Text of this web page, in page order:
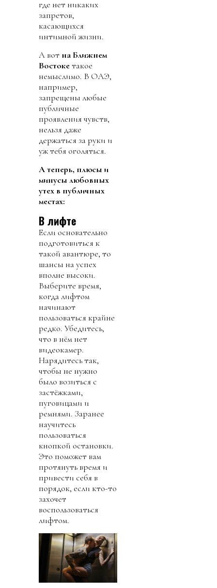
где нет никаких
запретов,
касающихся
интимной жизни.
А вот на Ближнем
Востокетакое
немыслимо. В ОАЭ,
например,
запрещены любые
публичные
проявления чувств,
нельзя даже
держаться за руки и
уж тебя оголяться.
А теперь, плюсы и
минусы любовных
утех в публичных
местах:
В лифте
Если основательно
подготовиться к
такой авантюре, то
шансы на успех
вполне высоки.
Выберите время,
когда лифтом
начинают
пользоваться крайне
редко. Убедитесь,
что в нём нет
видеокамер.
Нарядитесь так,
чтобы не нужно
было возиться с
застёжками,
пуговицами и
ремнями. Заранее
научитесь
пользоваться
кнопкой остановки.
Это поможет вам
протянуть время и
привести себя в
порядок, если кто-то
захочет
воспользоваться
лифтом.